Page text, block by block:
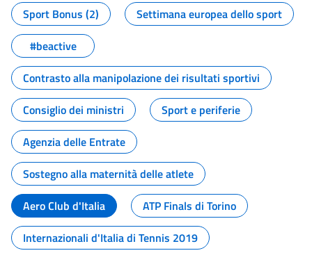
Sport Bonus (2)
Settimana europea dello sport
#beactive
Contrasto alla manipolazione dei risultati sportivi
Consiglio dei ministri
Sport e periferie
Agenzia delle Entrate
Sostegno alla maternità delle atlete
Aero Club d'Italia
ATP Finals di Torino
Internazionali d'Italia di Tennis 2019